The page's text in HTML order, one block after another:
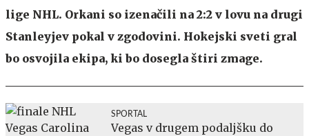
lige NHL. Orkani so izenačili na 2:2 v lovu na drugi
Stanleyjev pokal v zgodovini. Hokejski sveti gral
bo osvojila ekipa, ki bo dosegla štiri zmage.
SPORTAL
Vegas v drugem podaljšku do